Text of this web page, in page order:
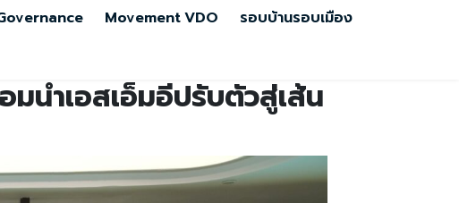
MovementVDO รอบบ้านรอบเมือง
นำเอสเอ็มอีปรับตัวสู่เส้น